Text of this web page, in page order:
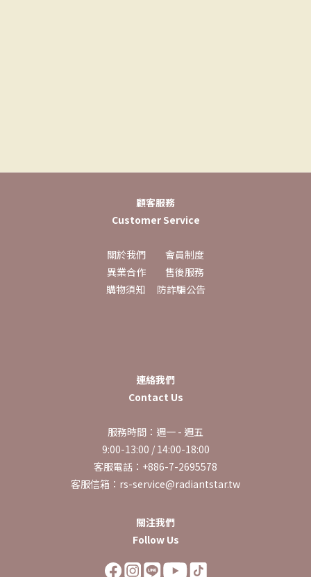
顧客服務
Customer Service
關於我們
會員制度
異業合作
售後服務
購物須知
防詐騙公告
連絡我們
Contact Us
服務時間：週一 - 週五
9:00-13:00 / 14:00-18:00
客服電話：+886-7-2695578
客服信箱：rs-service@radiantstar.tw
關注我們
Follow Us